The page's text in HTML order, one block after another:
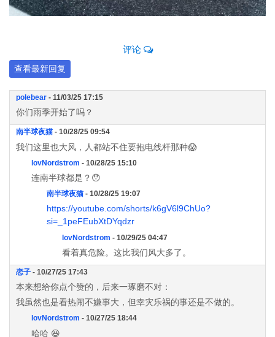
评论
查看最新回复
polebear - 11/03/25 17:15
你们雨季开始了吗？
南半球夜猫 - 10/28/25 09:54
我们这里也大风，人都站不住要抱电线杆那种😱
lovNordstrom - 10/28/25 15:10
连南半球都是？😯
南半球夜猫 - 10/28/25 19:07
https://youtube.com/shorts/k6gV6l9ChUo?
si=_1peFEubXtDYqdzr
lovNordstrom - 10/29/25 04:47
看着真危险。这比我们风大多了。
恋子 - 10/27/25 17:43
本来想给你点个赞的，后来一琢磨不对：
我虽然也是看热闹不嫌事大，但幸灾乐祸的事还是不做的。
lovNordstrom - 10/27/25 18:44
哈哈 😆